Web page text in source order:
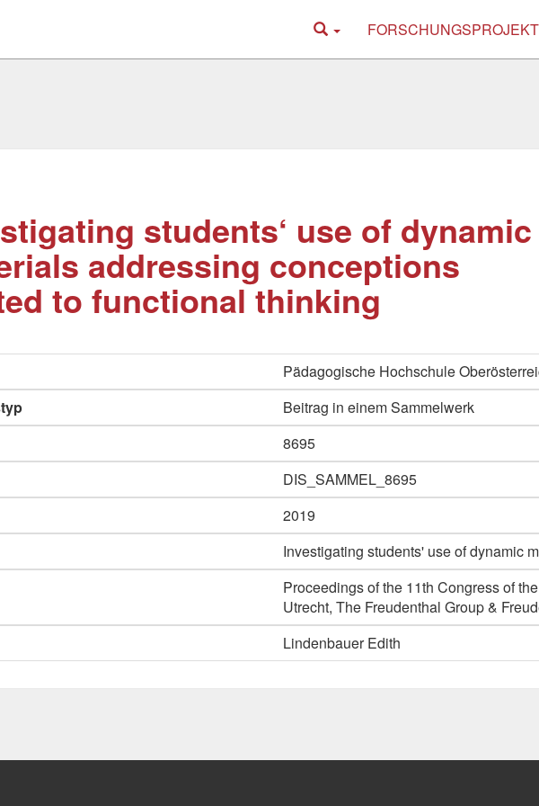
students‘ use of dynamic
addressing conceptions
to functional thinking
Pädagogische Hochschule
Beitrag in einem Sammelwerk
8695
DIS_SAMMEL_8695
2019
Investigating students' use of dynamic
Proceedings of the 11th Congress of
Utrecht, The Freudenthal Group &
Lindenbauer Edith